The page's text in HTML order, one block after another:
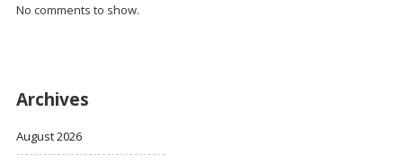
No comments to show.
Archives
August 2026